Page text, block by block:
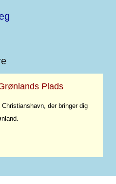
Plads
der bringer dig